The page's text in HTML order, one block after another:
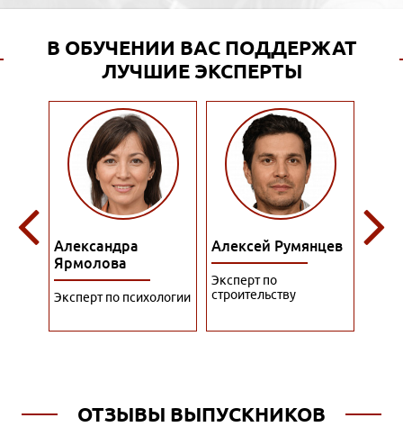
В ОБУЧЕНИИ ВАС ПОДДЕРЖАТ
ЛУЧШИЕ ЭКСПЕРТЫ
Алексей Румянцев
Эксперт по
строительству
Алина Куприянова
Преподаватель по
гостиничному бизнесу
ОТЗЫВЫ ВЫПУСКНИКОВ